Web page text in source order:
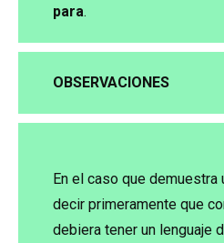
para.
OBSERVACIONES
En el caso que demuestra
decir primeramente que
debiera tener un lenguaje